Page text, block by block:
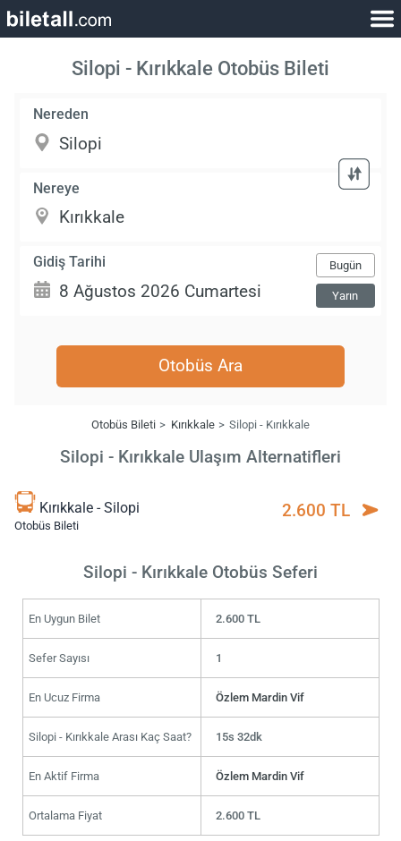
Silopi - Kırıkkale Otobüs Bileti
Nereden
Nereye
Gidiş Tarihi Bugün
Yarın
Otobüs Ara
Otobüs Bileti Kırıkkale Silopi - Kırıkkale
Silopi - Kırıkkale Ulaşım Alternatifleri
Kırıkkale - Silopi
Otobüs Bileti
2.600 TL
Silopi - Kırıkkale Otobüs Seferi
En Uygun Bilet 2.600 TL
Sefer Sayısı 1
En Ucuz Firma Özlem Mardin Vif
Silopi - Kırıkkale Arası Kaç Saat? 15s 32dk
En Aktif Firma Özlem Mardin Vif
Ortalama Fiyat 2.600 TL